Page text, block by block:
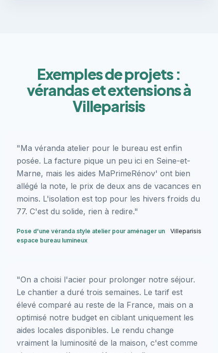
Exemples de projets :
vérandas et extensions à
Villeparisis
"Ma véranda atelier pour le bureau est enfin
posée. La facture pique un peu ici en Seine-et-
Marne, mais les aides MaPrimeRénov' ont bien
allégé la note, le prix de deux ans de vacances en
moins. L'isolation est top pour les hivers froids du
77. C'est du solide, rien à redire."
Pose d'une véranda style atelier pour aménager un
espace bureau lumineux
Villeparisis
"On a choisi l'acier pour prolonger notre séjour.
Le chantier a duré trois semaines. Le tarif est
élevé comparé au reste de la France, mais on a
optimisé notre budget en ciblant uniquement les
aides locales disponibles. Le rendu change
vraiment la luminosité de la maison, c'est comme